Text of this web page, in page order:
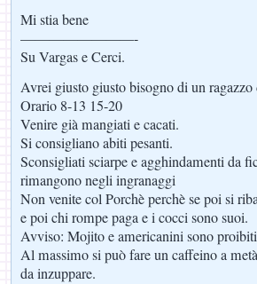
Mi stia bene
————————-
Su Vargas e Cerci.
Avrei giusto giusto bisogno di un
Orario 8-13 15-20
Venire già mangiati e cacati.
Si consigliano abiti pesanti.
Sconsigliati sciarpe e agghindamenti da
rimangono negli ingranaggi
Non venite col Porchè perchè se poi si
e poi chi rompe paga e i cocci sono suoi.
Avviso: Mojito e americanini sono
Al massimo si può fare un caffeino a
da inzuppare.